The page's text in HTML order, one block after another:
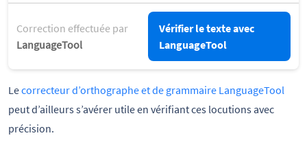
Correction effectuée par
LanguageTool
Vérifier le texte avec
LanguageTool
Lecorrecteur d’orthographe et de grammaire LanguageTool
peut d’ailleurs s’avérer utile en vérifiant ces locutions avec
précision.